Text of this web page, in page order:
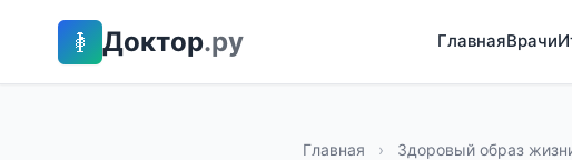
Доктор.ру ГлавнаяВрачи
Главная › Здоровый образ